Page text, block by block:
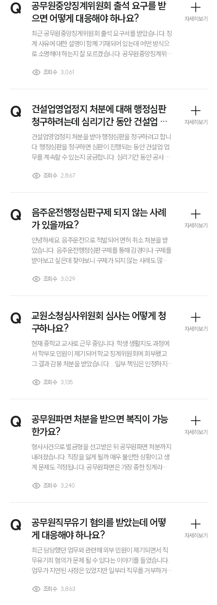
대륜의 강점
오시는 길
글로벌 파트너 로펌
고객의 소리
통합검색
AI대륜
사례분석/최신동향
이혼소송·상담후기
이혼 양육비계산기
상간자위자료계산기
구성원 소개
법률 블로그
법률서식
뉴스레터/브로슈어
대륜법률상담예약
Q
공무원중앙징계위원회 출석 요구를 받
으면 어떻게 대응해야 하나요?
최근 공무원중앙징계위원회 출석 요구서를 받았습니다. 징
계 사유에 대한 설명이 함께 기재되어 있는데 어떤 방식으
로 소명해야 하는지 잘 모르겠습니다. 공무원중앙징계위원
합니다.조회수 3,061
자세히보기
Q
건설업영업정지 처분에 대해 행정심판
청구하려는데 심리기간 동안 건설업 업
무를 계속할 수 있나요?
건설업영업정지 처분을 받아 행정심판을 청구하려고 합니
다. 행정심판을 청구하면 심판이 진행되는 동안 건설업 업
무를 계속할 수 있는지 궁금합니다. 심리기간 동안 공사 수
행정전문변호사님 계시면 신속한 답변 부탁드립니다.
조회수 2,867
자세히보기
Q
음주운전행정심판구제 되지 않는 사례
가 있을까요?
안녕하세요. 음주운전으로 적발되어 면허 취소 처분을 받
았습니다. 음주운전행정심판구제를 통해 감경이나 구제를
받아보고 싶은데 찾아보니 구제가 되지 않는 사례도 많다
에는 어떤 사례들이 있나요?
조회수 3,029
자세히보기
Q
교원소청심사위원회 심사는 어떻게 청
구하나요?
현재 중학교 교사로 근무 중입니다. 학생 생활지도 과정에
서 학부모 민원이 제기되어 학교 징계위원회에 회부됐고
그 결과 감봉 처분을 받았습니다. .. 일부 책임은 인정하지만
우 교원소청심사위원회를 통해 징계 처분을 다툴 수 있다
조회수 3,135
자세히보기
Q
공무원파면 처분을 받으면 복직이 가능
한가요?
형사사건으로 벌금형을 선고받은 뒤 공무원파면 처분까지
내려졌습니다. 직장을 잃게 될까 매우 불안한 상황이고 생
계 문제도 걱정됩니다. 공무원파면은 가장 중한 징계라고
하거나 감경받을 수 있는 방법이 있는지 궁금합니다ㅠㅠ
조회수 3,240
자세히보기
Q
공무원직무유기 혐의를 받았는데 어떻
게 대응해야 하나요?
최근 담당했던 업무와 관련해 외부 민원이 제기되면서 직
무유기죄 혐의가 문제 될 수 있다는 이야기를 들었습니다.
업무가 지연된 사정은 있었지만 일부러 직무를 거부하거나
지 이어질 수 있다고 해 불안합니다. 공무원직무유기가 어
조회수 3,863
자세히보기